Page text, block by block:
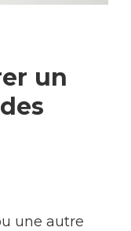
un
une autre